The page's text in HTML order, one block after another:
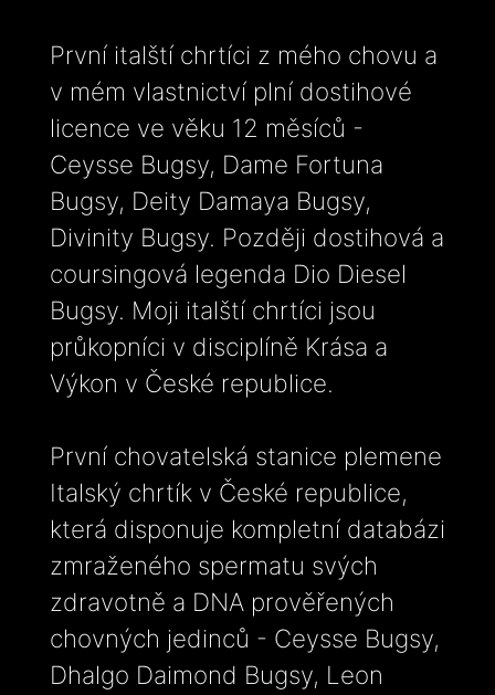
První italští chrtíci z mého chovu a
v mém vlastnictví plní dostihové
licence ve věku 12 měsíců -
Ceysse Bugsy, Dame Fortuna
Bugsy, Deity Damaya Bugsy,
Divinity Bugsy. Později dostihová a
coursingová legenda Dio Diesel
Bugsy. Moji italští chrtíci jsou
průkopníci v disciplíně Krása a
Výkon v České republice.
První chovatelská stanice plemene
Italský chrtík v České republice,
která disponuje kompletní databázi
zmraženého spermatu svých
zdravotně a DNA prověřených
chovných jedinců - Ceysse Bugsy,
Dhalgo Daimond Bugsy, Leon